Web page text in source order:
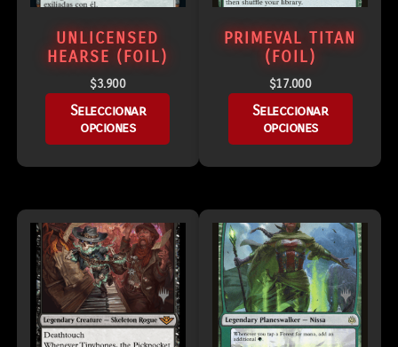
UNLICENSED
HEARSE (FOIL)
$3.900
Seleccionar
opciones
PRIMEVAL TITAN
(FOIL)
$17.000
Seleccionar
opciones